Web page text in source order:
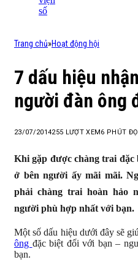
số
Trang chủ»Hoạt động hội
7 dấu hiệu
người đàn ông
23/07/2014255 LƯỢT XEM6 PHÚT
Khi gặp được chàng trai đặc
ở bên người ấy mãi mãi.
phải chàng trai hoàn hảo
người phù hợp nhất với bạn.
Một số dấu hiệu dưới đây sẽ
ông đặc biệt đối với bạn –
bạn.